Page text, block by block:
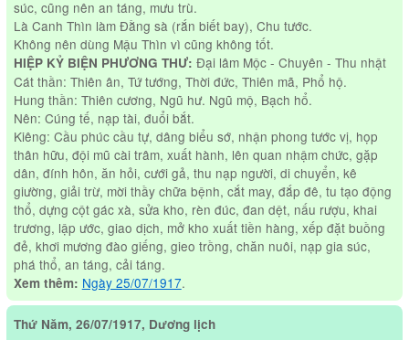
súc, cũng nên an táng, mưu trù.
Là Canh Thìn làm Đằng sà (rắn biết bay), Chu tước.
Không nên dùng Mậu Thìn vì cũng không tốt.
HIỆP KỶ BIỆN PHƯƠNG THƯ: Đại lâm Mộc - Chuyên - Thu nhật
Cát thần: Thiên ân, Tứ tướng, Thời đức, Thiên mã, Phổ hộ.
Hung thần: Thiên cương, Ngũ hư. Ngũ mộ, Bạch hổ.
Nên: Cúng tế, nạp tài, đuổi bắt.
Kiêng: Cầu phúc cầu tự, dâng biểu sớ, nhận phong tước vị, họp
thân hữu, đội mũ cài trâm, xuất hành, lên quan nhậm chức, gặp
dân, đính hôn, ăn hỏi, cưới gả, thu nạp người, di chuyển, kê
giường, giải trừ, mời thầy chữa bệnh, cắt may, đắp đê, tu tạo động
thổ, dựng cột gác xà, sửa kho, rèn đúc, đan dệt, nấu rượu, khai
trương, lập ước, giao dịch, mở kho xuất tiền hàng, xếp đặt buồng
đẻ, khơi mương đào giếng, gieo trồng, chăn nuôi, nạp gia súc,
phá thổ, an táng, cải táng.
Xem thêm: Ngày 25/07/1917.
Thứ Năm, 26/07/1917, Dương lịch